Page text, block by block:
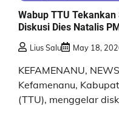
Wabup TTU
Diskusi Dies Natalis
Lius Salu May 18,
KEFAMENANU,
Kefamenanu,
(TTU), menggelar